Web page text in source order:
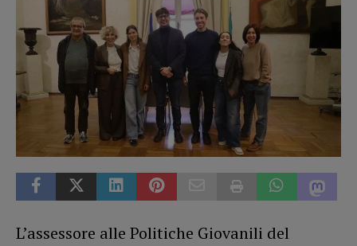
L’assessore alle Politiche Giovanili del